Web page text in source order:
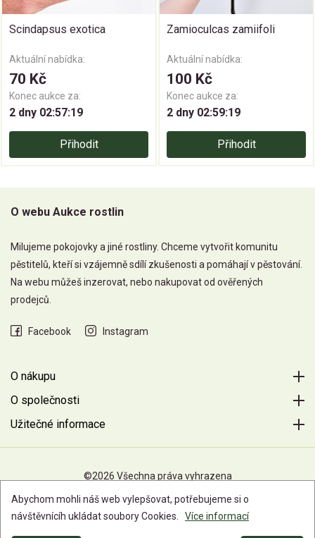
Scindapsus exotica
Aktuální nabídka:
70 Kč
Konec aukce za:
2 dny 02:57:19
Přihodit
Zamioculcas zamiifoli
Aktuální nabídka:
100 Kč
Konec aukce za:
2 dny 02:59:19
Přihodit
O webu Aukce rostlin
Milujeme pokojovky a jiné rostliny. Chceme vytvořit komunitu
pěstitelů, kteří si vzájemně sdílí zkušenosti a pomáhají v pěstování.
Na webu můžeš inzerovat, nebo nakupovat od ověřených
prodejců.
Facebook Instagram
O nákupu
O společnosti
Užitečné informace
©2026 Všechna práva vyhrazena
Abychom mohli náš web vylepšovat, potřebujeme si o
návštěvnícíh ukládat soubory Cookies.
Více informací